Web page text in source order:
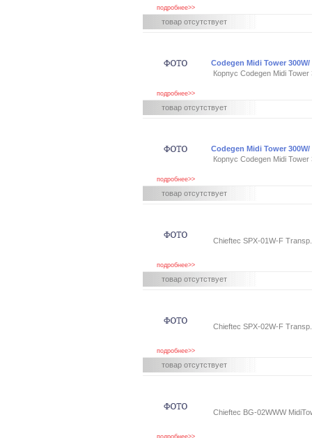
подробнее>>
товар отсутствует
подробнее>>
Codegen Midi Tower
Корпус Codegen Midi
товар отсутствует
подробнее>>
Codegen Midi Tower
Корпус Codegen Midi
товар отсутствует
подробнее>>
Chieftec SPX-01W-F
товар отсутствует
подробнее>>
Chieftec SPX-02W-F
товар отсутствует
подробнее>>
Chieftec BG-02WWW